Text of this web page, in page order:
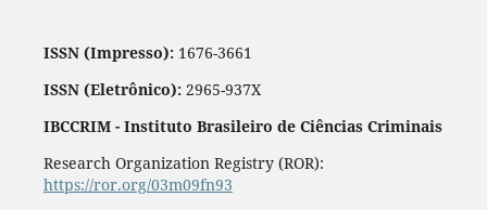
ISSN (Impresso):1676-3661
ISSN (Eletrônico):2965-937X
IBCCRIM - Instituto Brasileiro de Ciências Criminais
Research Organization Registry (ROR):
https://ror.org/03m09fn93